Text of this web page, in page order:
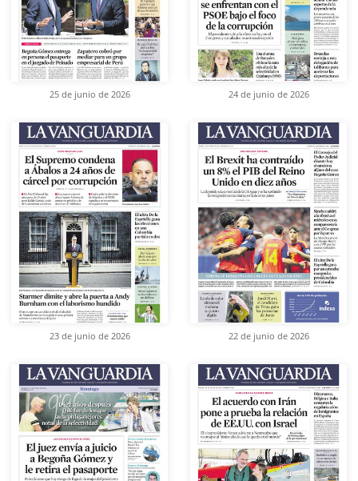
25 de junio de 2026 24 de junio de 2026
23 de junio de 2026 22 de junio de 2026